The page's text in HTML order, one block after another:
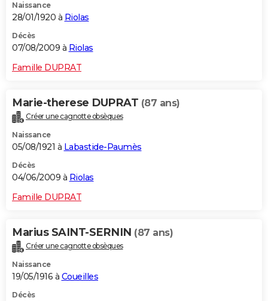
Naissance
28/01/1920 à Riolas
Décès
07/08/2009 à Riolas
Famille DUPRAT
Marie-therese DUPRAT (87 ans)
Créer une cagnotte obsèques
Naissance
05/08/1921 à Labastide-Paumès
Décès
04/06/2009 à Riolas
Famille DUPRAT
Marius SAINT-SERNIN (87 ans)
Créer une cagnotte obsèques
Naissance
19/05/1916 à Coueilles
Décès